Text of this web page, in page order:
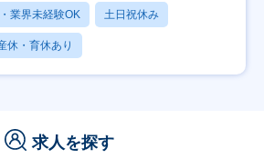
業界未経験OK 土日祝休み
休・育休あり
求人を探す